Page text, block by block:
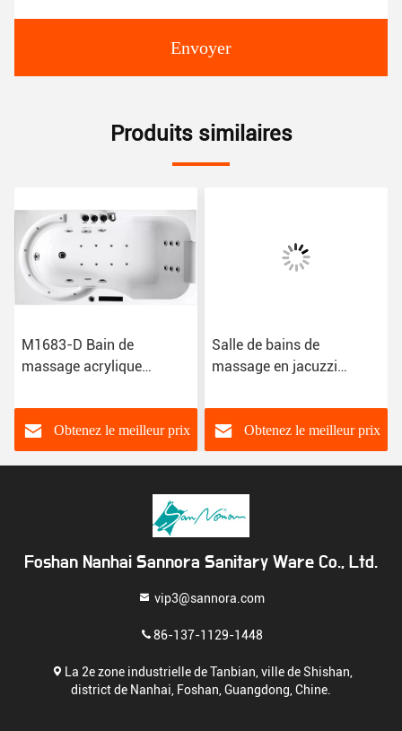
Envoyer
Produits similaires
M1683-D Bain de
massage acrylique
décoloration sans alcalis
Obtenez le meilleur prix
Salle de bains de
massage en jacuzzi
au décoloration
Obtenez le meilleur prix
Foshan Nanhai Sannora Sanitary Ware Co., Ltd.
vip3@sannora.com
86-137-1129-1448
La 2e zone industrielle de Tanbian, ville de Shishan,
district de Nanhai, Foshan, Guangdong, Chine.